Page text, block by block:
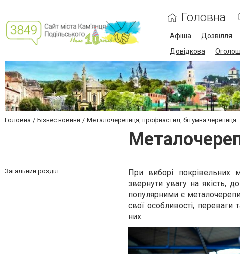
Головна
Афіша Дозвілля
Довідкова
Головна Бізнес новини Металочерепиця, профнастил, бітумна черепиця
Загальний розділ
При виборі покрівельних
звернути увагу на якість,
популярними є
свої особливості,
них.